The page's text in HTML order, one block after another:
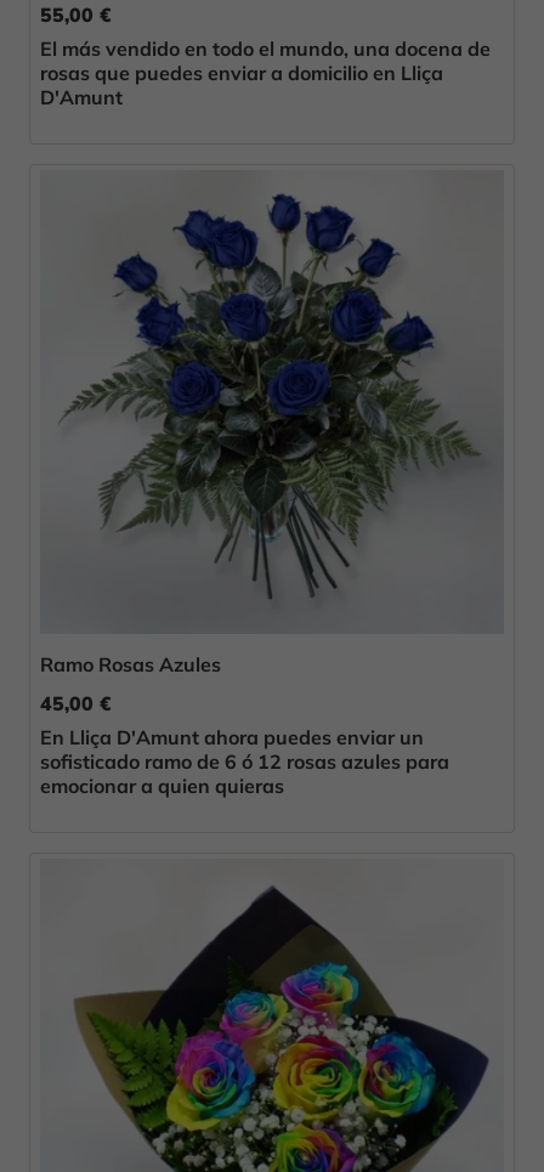
55,00 €
El más vendido en todo el mundo, una docena de
rosas que puedes enviar a domicilio en Lliça
D'Amunt
Ramo Rosas Azules
45,00 €
En Lliça D'Amunt ahora puedes enviar un
sofisticado ramo de 6 ó 12 rosas azules para
emocionar a quien quieras